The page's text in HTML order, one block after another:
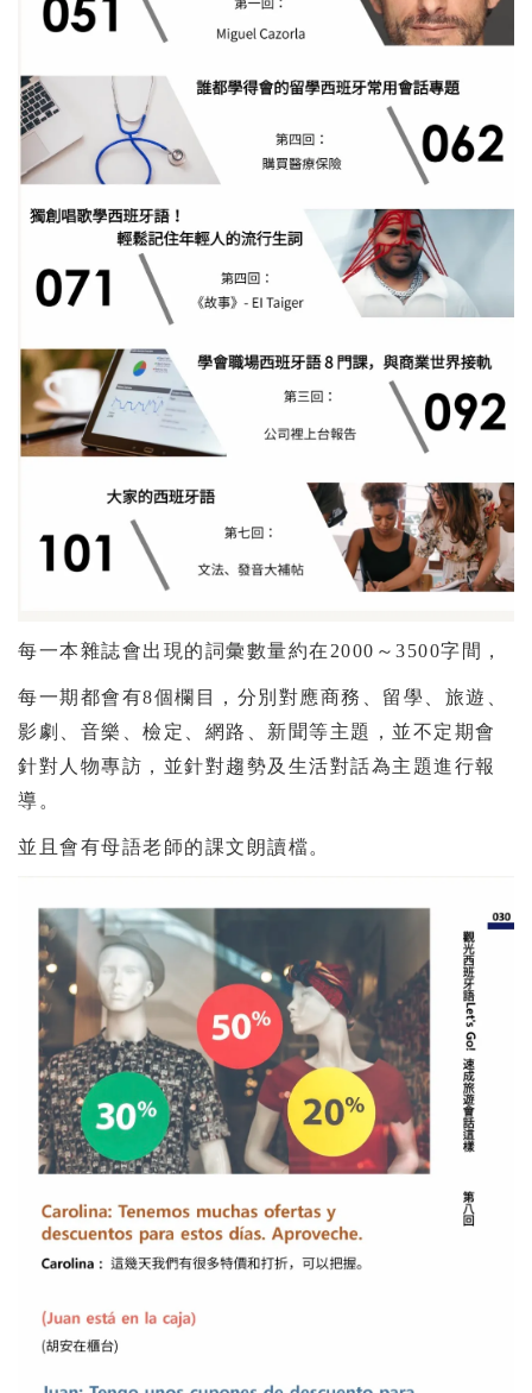
每一本雜誌會出現的詞彙數量約在2000～3500字間，
每一期都會有8個欄目，分別對應商務、留學、旅遊、
影劇、音樂、檢定、網路、新聞等主題，並不定期會
針對人物專訪，並針對趨勢及生活對話為主題進行報
導。
並且會有母語老師的課文朗讀檔。